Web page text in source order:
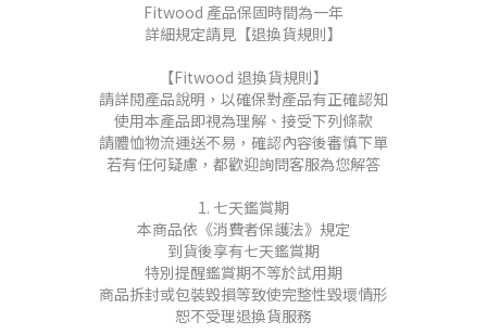
Fitwood 產品保固時間為一年
詳細規定請見【退換貨規則】
【Fitwood 退換貨規則】
請詳閱產品說明，以確保對產品有正確認知
使用本產品即視為理解、接受下列條款
請體恤物流運送不易，確認內容後審慎下單
若有任何疑慮，都歡迎詢問客服為您解答
1. 七天鑑賞期
本商品依《消費者保護法》規定
到貨後享有七天鑑賞期
特別提醒鑑賞期不等於試用期
商品拆封或包裝毀損等致使完整性毀壞情形
恕不受理退換貨服務